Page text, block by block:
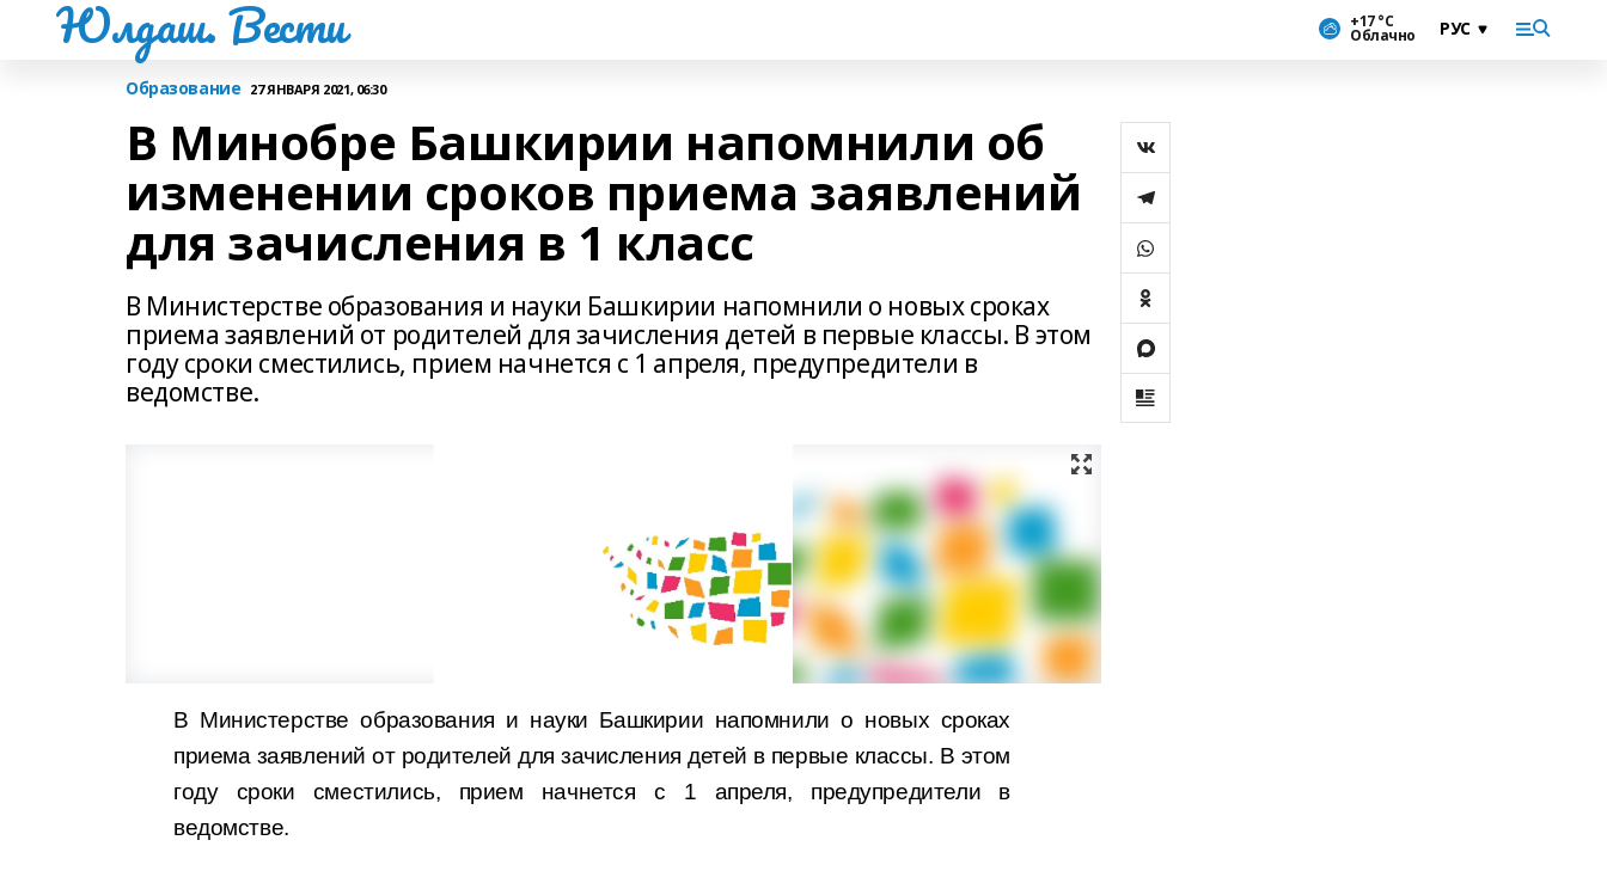
Юлдаш. Вести +17 °С
Облачно
Образование 27 ЯНВАРЯ 2021, 06:30
В Минобре Башкирии напомнили об
изменении сроков приема заявлений
для зачисления в 1 класс
В Министерстве образования и науки Башкирии напомнили о новых сроках
приема заявлений от родителей для зачисления детей в первые классы. В этом
году сроки сместились, прием начнется с 1 апреля, предупредители в
ведомстве.
В Министерстве образования и науки Башкирии напомнили о новых сроках
приема заявлений от родителей для зачисления детей в первые классы. В этом
году сроки сместились, прием начнется с 1 апреля, предупредители в
ведомстве.